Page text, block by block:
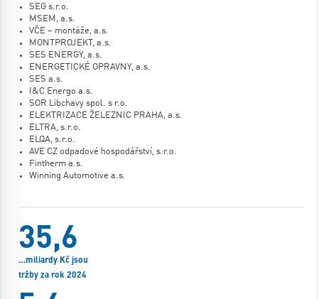
SEG s.r.o.
MSEM, a.s.
VČE – montáže, a.s.
MONTPROJEKT, a.s.
SES ENERGY, a.s.
ENERGETICKÉ OPRAVNY, a.s.
SES a.s.
I&C Energo a.s.
SOR Libchavy spol. s r.o.
ELEKTRIZACE ŽELEZNIC PRAHA, a.s.
ELTRA, s.r.o.
ELQA, s.r.o.
AVE CZ odpadové hospodářství, s.r.o.
Fintherm a.s.
Winning Automotive a.s.
35,6
…miliardy Kč jsou
tržby za rok 2024